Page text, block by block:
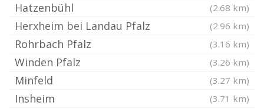
Hatzenbühl (2.68 km)
Herxheim bei Landau Pfalz (2.96 km)
Rohrbach Pfalz (3.16 km)
Winden Pfalz (3.26 km)
Minfeld (3.27 km)
Insheim (3.71 km)